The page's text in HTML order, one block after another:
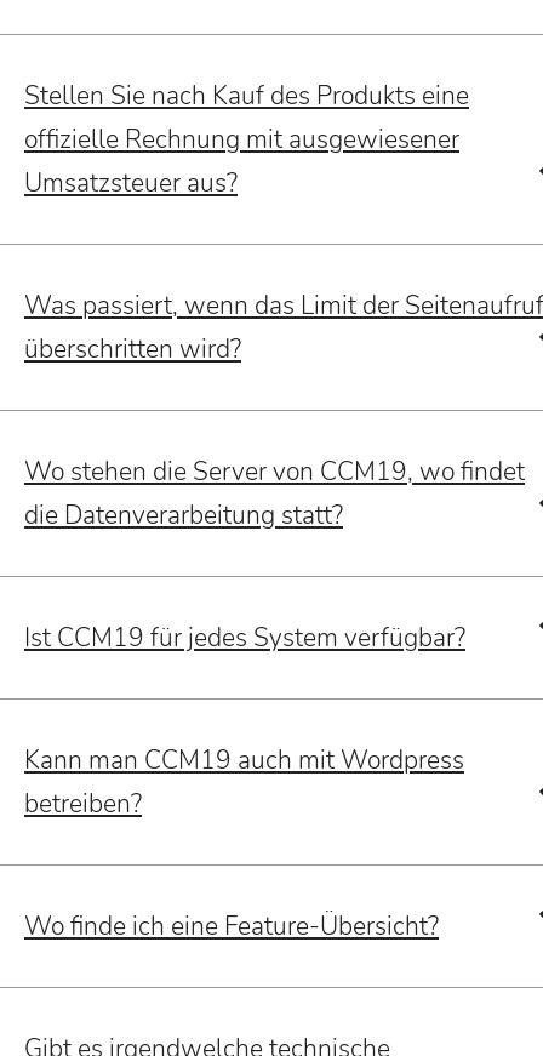
Stellen Sie nach Kauf des Produkts eine
offizielle Rechnung mit ausgewiesener
Umsatzsteuer aus?
Was passiert, wenn das Limit der
überschritten wird?
Wo stehen die Server von CCM19, wo findet
die Datenverarbeitung statt?
Ist CCM19 für jedes System verfügbar?
Kann man CCM19 auch mit Wordpress
betreiben?
Wo finde ich eine Feature-Übersicht?
Gibt es irgendwelche technische